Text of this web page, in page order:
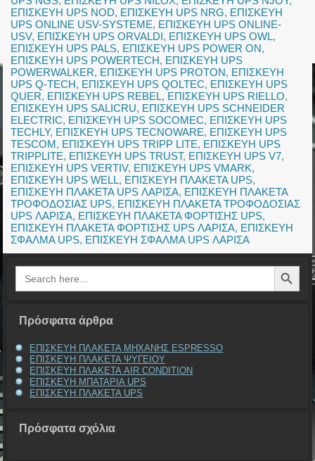
ΕΠΙΣΚΕΥΗ UPS NOD, ΕΠΙΣΚΕΥΗ UPS NRG, ΕΠΙΣΚΕΥΗ
UPS ONLINE USV-SYSTEME, ΕΠΙΣΚΕΥΗ UPS ONLINE-
USV, ΕΠΙΣΚΕΥΗ UPS ORVALDI, ΕΠΙΣΚΕΥΗ UPS OWL,
ΕΠΙΣΚΕΥΗ UPS PALS, ΕΠΙΣΚΕΥΗ UPS POWER ON,
ΕΠΙΣΚΕΥΗ UPS POWERTECH, ΕΠΙΣΚΕΥΗ UPS
POWERWALKER, ΕΠΙΣΚΕΥΗ UPS PROTON, ΕΠΙΣΚΕΥΗ
UPS Q-TECH, ΕΠΙΣΚΕΥΗ UPS QOLTEC, ΕΠΙΣΚΕΥΗ UPS
QUER, ΕΠΙΣΚΕΥΗ UPS REBEL, ΕΠΙΣΚΕΥΗ UPS RIELLO,
ΕΠΙΣΚΕΥΗ UPS SALICRU, ΕΠΙΣΚΕΥΗ UPS SCHNEIDER
ELECTRIC, ΕΠΙΣΚΕΥΗ UPS SOCOMEC, ΕΠΙΣΚΕΥΗ UPS
TECHLY, ΕΠΙΣΚΕΥΗ UPS TECNOWARE, ΕΠΙΣΚΕΥΗ UPS
TESCOM, ΕΠΙΣΚΕΥΗ UPS TRIPP LITE, ΕΠΙΣΚΕΥΗ UPS
TRIPPLITE, ΕΠΙΣΚΕΥΗ UPS TRUST, ΕΠΙΣΚΕΥΗ UPS V7,
ΕΠΙΣΚΕΥΗ UPS VERTIV, ΕΠΙΣΚΕΥΗ UPS VMARK,
ΕΠΙΣΚΕΥΗ UPS WELL, ΕΠΙΣΚΕΥΗ ΠΛΑΚΕΤΑ UPS,
ΕΠΙΣΚΕΥΗ ΠΛΑΚΕΤΑ UPS ΛΑΡΙΣΑ, ΕΠΙΣΚΕΥΗ ΠΛΑΚΕΤΑ
ΤΡΟΦΟΔΟΣΙΑΣ UPS, ΕΠΙΣΚΕΥΗ ΠΛΑΚΕΤΑ ΤΡΟΦΟΔΟΣΙΑΣ
UPS ΛΑΡΙΣΑ, ΕΠΙΣΚΕΥΗ ΠΛΑΚΕΤΑ ΦΟΡΤΙΣΗΣ UPS,
ΕΠΙΣΚΕΥΗ ΠΛΑΚΕΤΑ ΦΟΡΤΙΣΗΣ UPS ΛΑΡΙΣΑ, ΕΠΙΣΚΕΥΗ
ΣΦΑΛΜΑ UPS, ΕΠΙΣΚΕΥΗ ΣΦΑΛΜΑ UPS ΛΑΡΙΣΑ
Search
for:
Search Button
Πρόσφατα άρθρα
ΕΠΙΣΚΕΥΗ ΠΛΑΚΕΤΑ ΜΗΧΑΝΗΣ ESPRESSO
ΕΠΙΣΚΕΥΗ ΠΛΑΚΕΤΑ ΨΥΓΕΙΟΥ
ΕΠΙΣΚΕΥΗ ΠΛΑΚΕΤΑ AIR CONDITION
ΕΠΙΣΚΕΥΗ ΜΠΑΤΑΡΙΑ UPS
ΕΠΙΣΚΕΥΗ ΠΛΑΚΕΤΑ UPS
Πρόσφατα σχόλια